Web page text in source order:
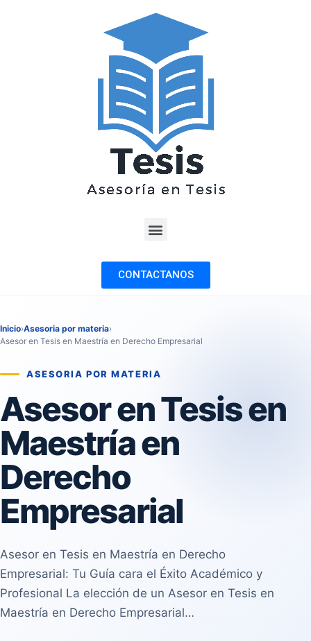
CONTACTANOS
Inicio›Asesoria por materia›
Asesor en Tesis en Maestría en Derecho Empresarial
ASESORIA POR MATERIA
Asesor en Tesis en
Maestría en
Derecho
Empresarial
Asesor en Tesis en Maestría en Derecho
Empresarial: Tu Guía cara el Éxito Académico y
Profesional La elección de un Asesor en Tesis en
Maestría en Derecho Empresarial…